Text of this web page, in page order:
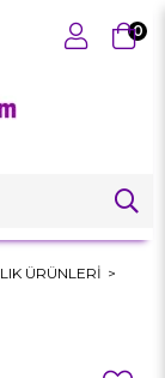
0
ÜRÜNLERİ